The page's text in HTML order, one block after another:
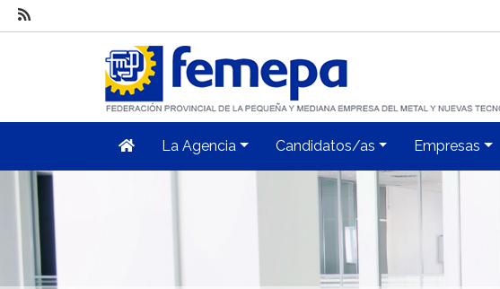
La Agencia Candidatos/as Empresas